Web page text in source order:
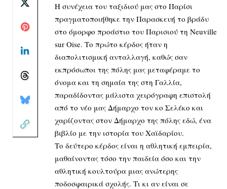
Η συνέχεια του ταξιδιού μας στο Παρίσι
πραγματοποιήθηκε την Παρασκευή το βράδυ
στο όμορφο προάστιο του Παρισιού τη Neuville
sur Oise. Το πρώτο κέρδος ήταν η
διαπολιτισμική ανταλλαγή, καθώς σαν
εκπρόσωποι της πόλης μας μεταφέραμε το
όνομα και τη σημαία της στη Γαλλία,
παραδίδοντας μάλιστα χειρόγραφη επιστολή
από το νέο μας Δήμαρχο τον κο Σελέκο και
χαρίζοντας στον Δήμαρχο της πόλης εδώ, ένα
βιβλίο με την ιστορία του Χαϊδαρίου.
Το δεύτερο κέρδος είναι η αθλητική εμπειρία,
μαθαίνοντας τόσο την παιδεία όσο και την
αθλητική κουλτούρα μιας ανώτερης
ποδοσφαιρικά σχολής. Τι κι αν είναι σε